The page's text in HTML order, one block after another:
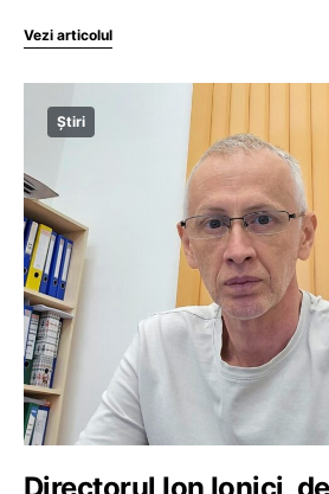
Vezi articolul
Știri